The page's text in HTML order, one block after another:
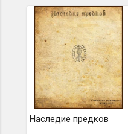
Наследие предков